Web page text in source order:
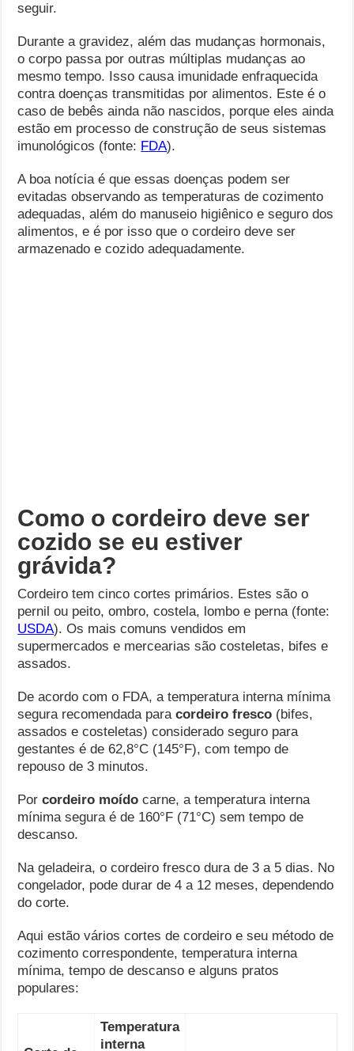
seguir.
Durante a gravidez, além das mudanças hormonais,
o corpo passa por outras múltiplas mudanças ao
mesmo tempo. Isso causa imunidade enfraquecida
contra doenças transmitidas por alimentos. Este é o
caso de bebês ainda não nascidos, porque eles ainda
estão em processo de construção de seus sistemas
imunológicos (fonte: FDA).
A boa notícia é que essas doenças podem ser
evitadas observando as temperaturas de cozimento
adequadas, além do manuseio higiênico e seguro dos
alimentos, e é por isso que o cordeiro deve ser
armazenado e cozido adequadamente.
Como o cordeiro deve ser
cozido se eu estiver
grávida?
Cordeiro tem cinco cortes primários. Estes são o
pernil ou peito, ombro, costela, lombo e perna (fonte:
USDA). Os mais comuns vendidos em
supermercados e mercearias são costeletas, bifes e
assados.
De acordo com o FDA, a temperatura interna mínima
segura recomendada paracordeiro fresco (bifes,
assados ​​e costeletas) considerado seguro para
gestantes é de 62,8°C (145°F), com tempo de
repouso de 3 minutos.
Porcordeiro moído carne, a temperatura interna
mínima segura é de 160°F (71°C) sem tempo de
descanso.
Na geladeira, o cordeiro fresco dura de 3 a 5 dias. No
congelador, pode durar de 4 a 12 meses, dependendo
do corte.
Aqui estão vários cortes de cordeiro e seu método de
cozimento correspondente, temperatura interna
mínima, tempo de descanso e alguns pratos
populares:
Temperatura
interna